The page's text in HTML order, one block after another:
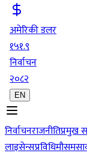
अमेरिकी डलर
१५१.९
निर्वाचन
२०८२
EN
निर्वाचनराजनीतिप्रमुख
लाइसेन्सप्रविधिमौसम